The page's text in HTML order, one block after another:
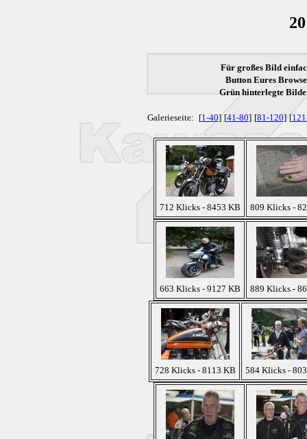
Für großes Bild
Button Eures
Grünhinterlegte
Galerieseite: [1-40] [41-80] [81-120] [
712 Klicks - 8453 KB 809 Klicks -
663 Klicks - 9127 KB 889 Klicks -
728 Klicks - 8113 KB 584 Klicks -